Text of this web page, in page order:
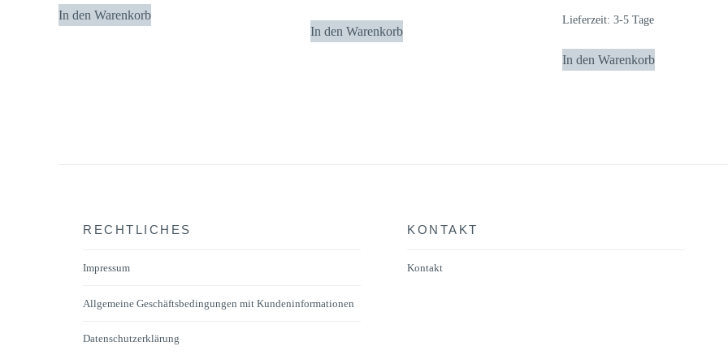
In den Warenkorb
In den Warenkorb
Lieferzeit:3-5 Tage
In den Warenkorb
RECHTLICHES
Impressum
Allgemeine Geschäftsbedingungen mit Kundeninformationen
Datenschutzerklärung
KONTAKT
Kontakt